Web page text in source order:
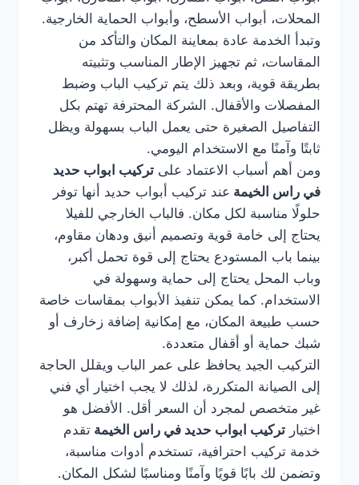
المحلات، أبواب الأسطح، وأبواب الحماية الخارجية.
وتبدأ الخدمة عادة بمعاينة المكان والتأكد من
المقاسات، ثم تجهيز الإطار المناسب وتثبيته
بطريقة قوية، وبعد ذلك يتم تركيب الباب وضبط
المفصلات والأقفال. الشركة المحترفة تهتم بكل
التفاصيل الصغيرة حتى يعمل الباب بسهولة ويظل
ثابتًا وآمنًا مع الاستخدام اليومي.
ومن أهم أسباب الاعتماد على تركيب ابواب حديد
في راس الخيمة عند تركيب أبواب حديد أنها توفر
حلولًا مناسبة لكل مكان. فالباب الخارجي للفيلا
يحتاج إلى خامة قوية وتصميم أنيق ودهان مقاوم،
بينما باب المستودع يحتاج إلى قوة تحمل أكبر،
وباب المحل يحتاج إلى حماية وسهولة في
الاستخدام. كما يمكن تنفيذ الأبواب بمقاسات خاصة
حسب طبيعة المكان، مع إمكانية إضافة زخارف أو
شبك حماية أو أقفال متعددة.
التركيب الجيد يحافظ على عمر الباب ويقلل الحاجة
إلى الصيانة المتكررة، لذلك لا يجب اختيار أي فني
غير متخصص لمجرد أن السعر أقل. الأفضل هو
اختيار تركيب ابواب حديد في راس الخيمة تقدم
خدمة تركيب احترافية، تستخدم أدوات مناسبة،
وتضمن لك بابًا قويًا وآمنًا ومناسبًا لشكل المكان.